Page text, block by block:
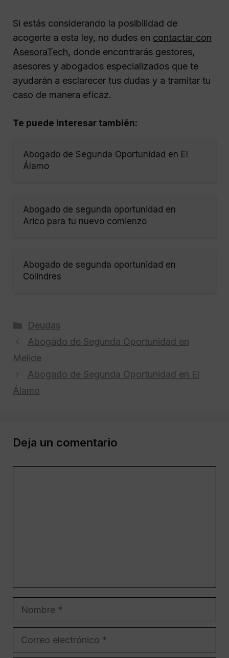
Si estás considerando la posibilidad de
acogerte a esta ley, no dudes en contactar con
AsesoraTech, donde encontrarás gestores,
asesores y abogados especializados que te
ayudarán a esclarecer tus dudas y a tramitar tu
caso de manera eficaz.
Te puede interesar también:
Abogado de Segunda Oportunidad en El
Álamo
Abogado de segunda oportunidad en
Arico para tu nuevo comienzo
Abogado de segunda oportunidad en
Colindres
Categorías
Deudas
Abogado de Segunda Oportunidad en
Melide
Abogado de Segunda Oportunidad en El
Álamo
Deja un comentario
Nombre
Correo